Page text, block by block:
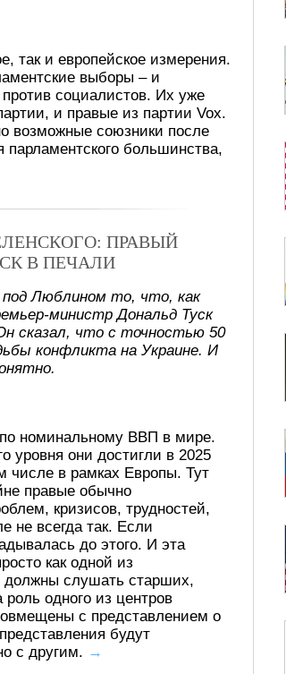
так и европейское измерения.
выборы – и
социалистов. Их уже
и правые из партии Vox.
возможные союзники после
большинства,
ПРАВЫЙ
В ПЕЧАЛИ
под Люблином то, что, как
министр Дональд Туск
сказал, что с точностью 50
конфликта на Украине. И
номинальному ВВП в мире.
уровня они достигли в 2025
числе в рамках Европы. Тут
правые обычно
кризисов, трудностей,
не всегда так. Если
до этого. И эта
как одной из
должны слушать старших,
одного из центров
с представлением о
будут
с другим. →